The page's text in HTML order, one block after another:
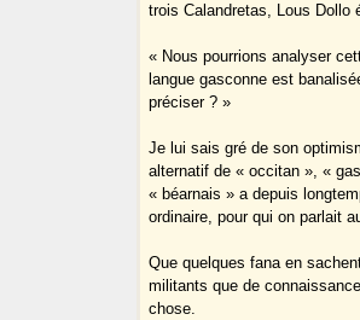
trois Calandretas, Lous Dollo
« Nous pourrions analyser
langue gasconne est
préciser ? »
Je lui sais gré de son
alternatif de « occitan », «
« béarnais » a depuis
ordinaire, pour qui on parlait
Que quelques fana en
militants que de
chose.